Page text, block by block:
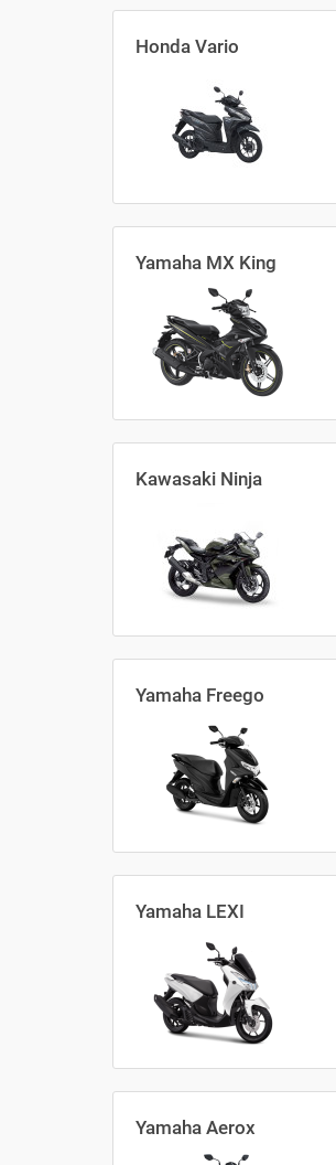
Honda Vario
Yamaha MX King
Kawasaki Ninja
Yamaha Freego
Yamaha LEXI
Yamaha Aerox